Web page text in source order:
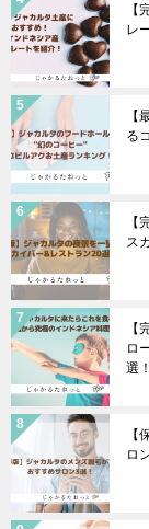
【
レ
【
る
【
ス
【
ロ
選！
【
ロ